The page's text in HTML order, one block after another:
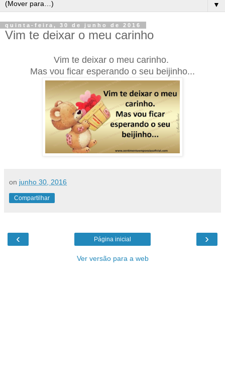
▼
quinta-feira, 30 de junho de 2016
Vim te deixar o meu carinho
Vim te deixar o meu carinho.
Mas vou ficar esperando o seu beijinho...
on junho 30, 2016
Compartilhar
‹ ›
Página inicial
Ver versão para a web